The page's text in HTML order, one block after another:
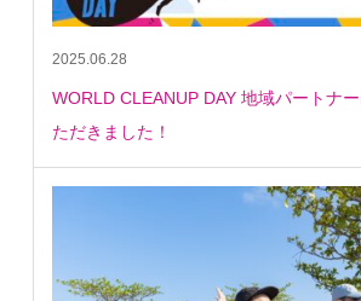
2025.06.28
WORLD CLEANUP DAY 地域パートナ
ただきました！